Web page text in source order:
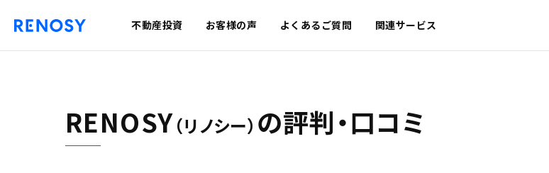
不動産投資 お客様の声 よくあるご質問 関連サービス
RENOSY（リノシー） の評判・口コミ